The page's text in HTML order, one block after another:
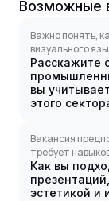
Возможные
Важно понять,
визуального
Расскажите
вы
этого
Вакансия
требует
Как вы
эстетикой и